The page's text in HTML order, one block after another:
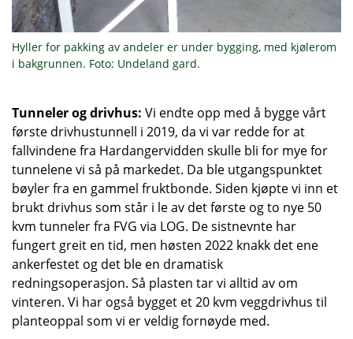
Hyller for pakking av andeler er under bygging, med kjølerom
i bakgrunnen. Foto: Undeland gard.
Tunneler og drivhus: Vi endte opp med å bygge vårt
første drivhustunnell i 2019, da vi var redde for at
fallvindene fra Hardangervidden skulle bli for mye for
tunnelene vi så på markedet. Da ble utgangspunktet
bøyler fra en gammel fruktbonde. Siden kjøpte vi inn et
brukt drivhus som står i le av det første og to nye 50
kvm tunneler fra FVG via LOG. De sistnevnte har
fungert greit en tid, men høsten 2022 knakk det ene
ankerfestet og det ble en dramatisk
redningsoperasjon. Så plasten tar vi alltid av om
vinteren. Vi har også bygget et 20 kvm veggdrivhus til
planteoppal som vi er veldig fornøyde med.